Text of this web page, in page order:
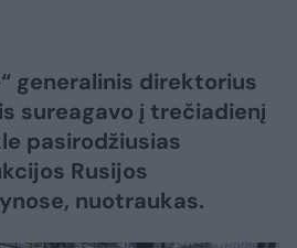
generalinis direktorius
sureagavo į trečiadienį
pasirodžiusias
Rusijos
nuotraukas.